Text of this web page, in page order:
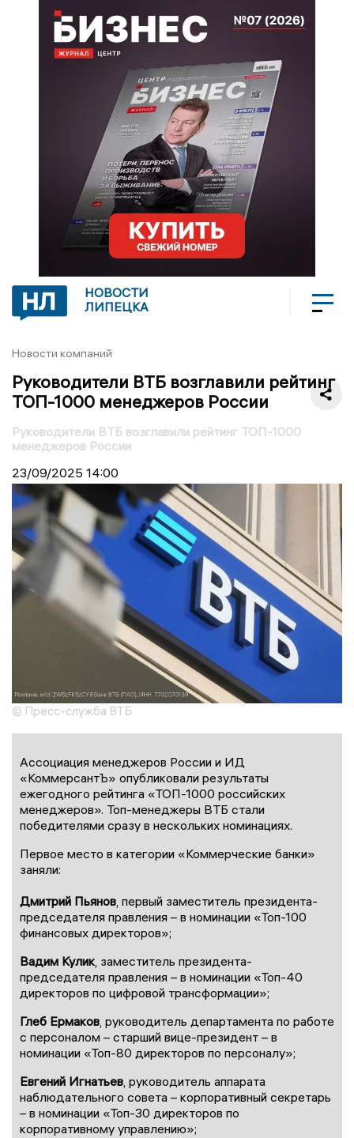
НОВОСТИ
ЛИПЕЦКА
Новости компаний
Руководители ВТБ возглавили рейтинг
ТОП-1000 менеджеров России
Руководители ВТБ возглавили рейтинг ТОП-1000
менеджеров России
23/09/2025 14:00
© Пресс-служба ВТБ
Ассоциация менеджеров России и ИД
«КоммерсантЪ» опубликовали результаты
ежегодного рейтинга «ТОП-1000 российских
менеджеров». Топ-менеджеры ВТБ стали
победителями сразу в нескольких номинациях.
Первое место в категории «Коммерческие банки»
заняли:
Дмитрий Пьянов, первый заместитель президента-
председателя правления – в номинации «Топ-100
финансовых директоров»;
Вадим Кулик, заместитель президента-
председателя правления – в номинации «Топ-40
директоров по цифровой трансформации»;
Глеб Ермаков, руководитель департамента по работе
с персоналом – старший вице-президент – в
номинации «Топ-80 директоров по персоналу»;
Евгений Игнатьев, руководитель аппарата
наблюдательного совета – корпоративный секретарь
– в номинации «Топ-30 директоров по
корпоративному управлению»;